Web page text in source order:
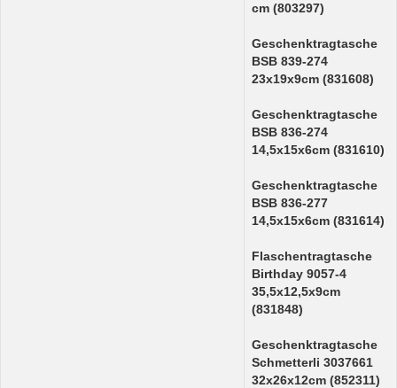
cm (803297)
Geschenktragtasche
BSB 839-274
23x19x9cm (831608)
Geschenktragtasche
BSB 836-274
14,5x15x6cm (831610)
Geschenktragtasche
BSB 836-277
14,5x15x6cm (831614)
Flaschentragtasche
Birthday 9057-4
35,5x12,5x9cm
(831848)
Geschenktragtasche
Schmetterli 3037661
32x26x12cm (852311)